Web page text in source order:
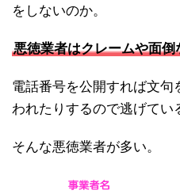
をしないのか。
悪徳業者はクレームや面倒
電話番号を公開すれば文
われたりするので逃げてい
そんな悪徳業者が多い。